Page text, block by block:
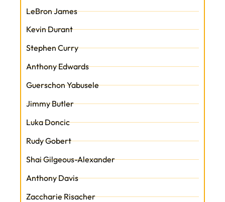
LeBron James
Kevin Durant
Stephen Curry
Anthony Edwards
Guerschon Yabusele
Jimmy Butler
Luka Doncic
Rudy Gobert
Shai Gilgeous-Alexander
Anthony Davis
Zaccharie Risacher